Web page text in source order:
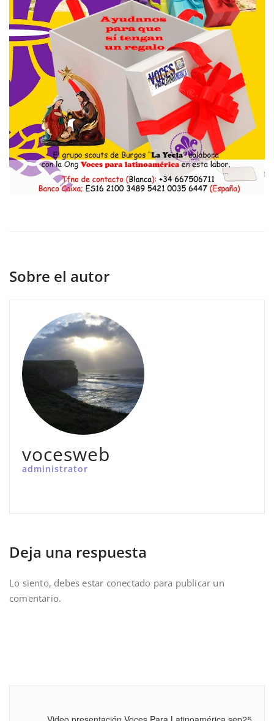
Sobre el autor
vocesweb
administrator
Deja una respuesta
Lo siento, debes estar conectado para publicar un
comentario.